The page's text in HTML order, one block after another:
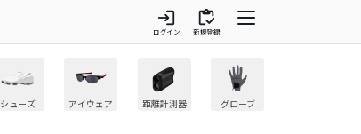
login
ログイン
inventory
新規登録
シューズ アイウェア 距離計測器 グローブ